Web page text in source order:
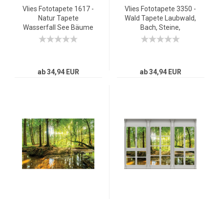
Vlies Fototapete 1617 -
Natur Tapete
Wasserfall See Bäume
Blätter grün
ab 34,94 EUR
Vlies Fototapete 3350 -
Wald Tapete Laubwald,
Bach, Steine,
Wanderung natural
ab 34,94 EUR